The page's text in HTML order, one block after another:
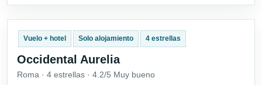
Vuelo + hotel Solo alojamiento 4 estrellas
Occidental Aurelia
Roma · 4 estrellas · 4.2/5 Muy bueno